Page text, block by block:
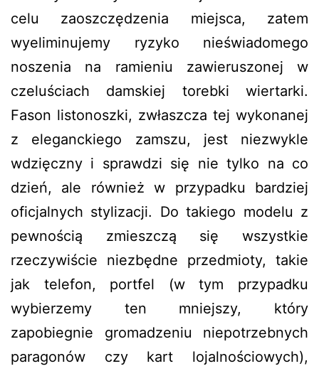
celu zaoszczędzenia miejsca, zatem
wyeliminujemy ryzyko nieświadomego
noszenia na ramieniu zawieruszonej w
czeluściach damskiej torebki wiertarki.
Fason listonoszki, zwłaszcza tej wykonanej
z eleganckiego zamszu, jest niezwykle
wdzięczny i sprawdzi się nie tylko na co
dzień, ale również w przypadku bardziej
oficjalnych stylizacji. Do takiego modelu z
pewnością zmieszczą się wszystkie
rzeczywiście niezbędne przedmioty, takie
jak telefon, portfel (w tym przypadku
wybierzemy ten mniejszy, który
zapobiegnie gromadzeniu niepotrzebnych
paragonów czy kart lojalnościowych),